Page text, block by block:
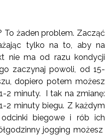
To żaden problem. Zacząć
tylko na to, aby na
nie ma od razu kondycji
zaczynaj powoli, od 15-
dopiero potem możesz
2 minuty. I tak na zmianę:
2 minuty biegu. Z każdym
biegowe i rób ich
jogging możesz